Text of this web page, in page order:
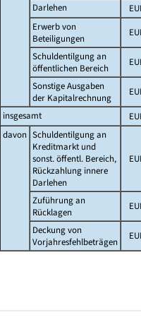
Darlehen
Erwerb von
Beteiligungen
Schuldentilgung an
öffentlichen Bereich
Sonstige Ausgaben
der Kapitalrechnung
insgesamt
davon Schuldentilgung an
Kreditmarkt und
sonst. öffentl. Bereich,
Rückzahlung innere
Darlehen
Zuführung an
Rücklagen
Deckung von
Vorjahresfehlbeträgen